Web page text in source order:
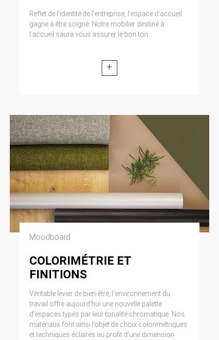
Reflet de l'identité de l'entreprise, l'espace d'accueil
gagne à être soigné. Notre mobilier destiné à
l’accueil saura vous assurer le bon ton.
+
Moodboard
COLORIMÉTRIE ET
FINITIONS
Véritable levier de bien-être, l’environnement du
travail offre aujourd’hui une nouvelle palette
d’espaces typés par leur tonalité chromatique. Nos
matériaux font ainsi l’objet de choix colorimétriques
et techniques éclairés au profit d’une dimension